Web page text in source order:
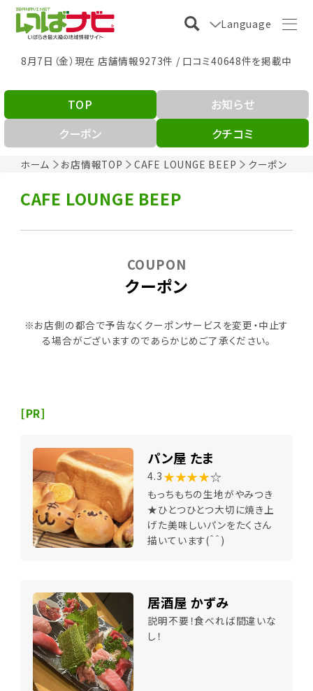
Language
8月7日（金）現在 店舗情報9273件 / 口コミ40648件を掲載中
ホーム お店情報TOP CAFE LOUNGE BEEP クーポン
TOP
お知らせ
クーポン
クチコミ
CAFE LOUNGE BEEP
クーポン
COUPON
※お店側の都合で予告なくクーポンサービスを変更・中止す
る場合がございますのであらかじめご了承ください。
[PR]
パン屋 たま
4.3 ★★★★☆
もっちもちの生地がやみつき
★ひとつひとつ大切に焼き上
げた美味しいパンをたくさん
描いています(＾＾)
居酒屋 かずみ
説明不要！食べれば間違いな
し！